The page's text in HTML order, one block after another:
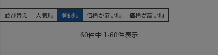
並び替え 人気順 登録順 価格が安い順 価格が高い順
60件中 1-60件表示